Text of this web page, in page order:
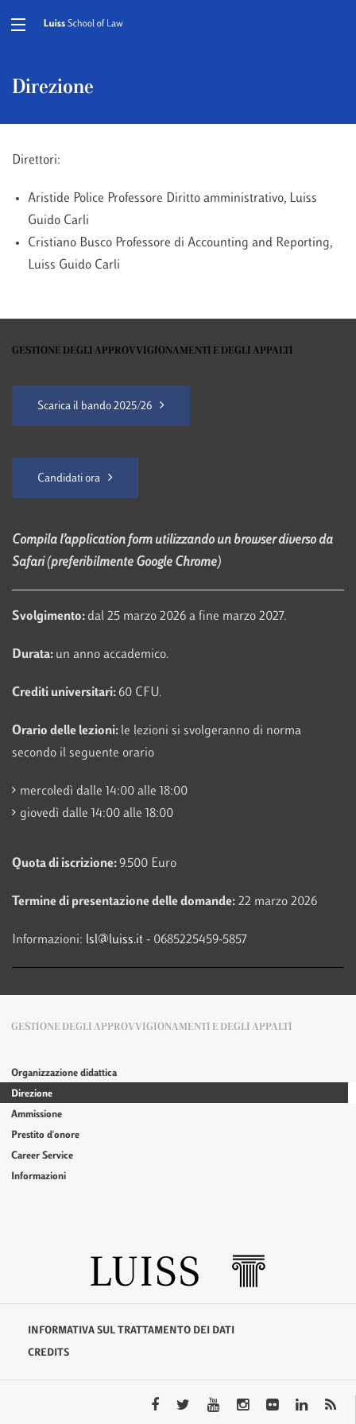
Direzione
Direttori:
Aristide Police Professore Diritto amministrativo, Luiss
Guido Carli
Cristiano Busco Professore di Accounting and Reporting,
Luiss Guido Carli
GESTIONE DEGLI APPROVVIGIONAMENTI E DEGLI APPALTI
Scarica il bando 2025/26
Candidati ora
Compila l’application form utilizzando un browser diverso da
Safari (preferibilmente Google Chrome)
Svolgimento: dal 25 marzo 2026 a fine marzo 2027.
Durata: un anno accademico.
Crediti universitari:60 CFU.
Orario delle lezioni: le lezioni si svolgeranno di norma
secondo il seguente orario
mercoledì dalle 14:00 alle 18:00
giovedì dalle 14:00 alle 18:00
Quota di iscrizione:9.500 Euro
Termine di presentazione delle domande:22 marzo 2026
Informazioni: lsl@luiss.it - 0685225459-5857
GESTIONE DEGLI APPROVVIGIONAMENTI E DEGLI APPALTI
Organizzazione didattica
Direzione
Ammissione
Prestito d'onore
Career Service
Informazioni
INFORMATIVA SUL TRATTAMENTO DEI DATI
CREDITS